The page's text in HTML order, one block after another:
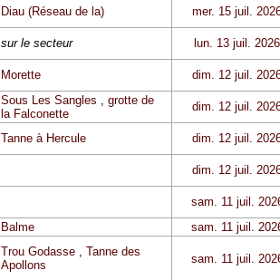
Diau (Réseau de la)
mer. 15 juil.
sur le secteur
lun. 13 juil. 2026
Morette dim. 12 juil.
Sous Les Sangles , grotte de
la Falconette
dim. 12 juil.
Tanne à Hercule dim. 12 juil.
dim. 12 juil.
sam. 11 juil.
Balme
sam. 11 juil.
Trou Godasse, Tanne des
Apollons
sam. 11 juil.